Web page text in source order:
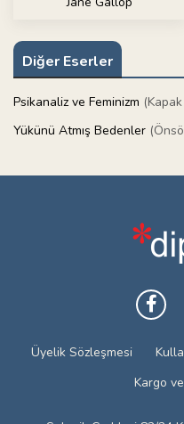
Diğer Eserler
Psikanaliz ve Feminizm
Yükünü Atmış Bedenler
Üyelik Sözleşmesi
Kargo